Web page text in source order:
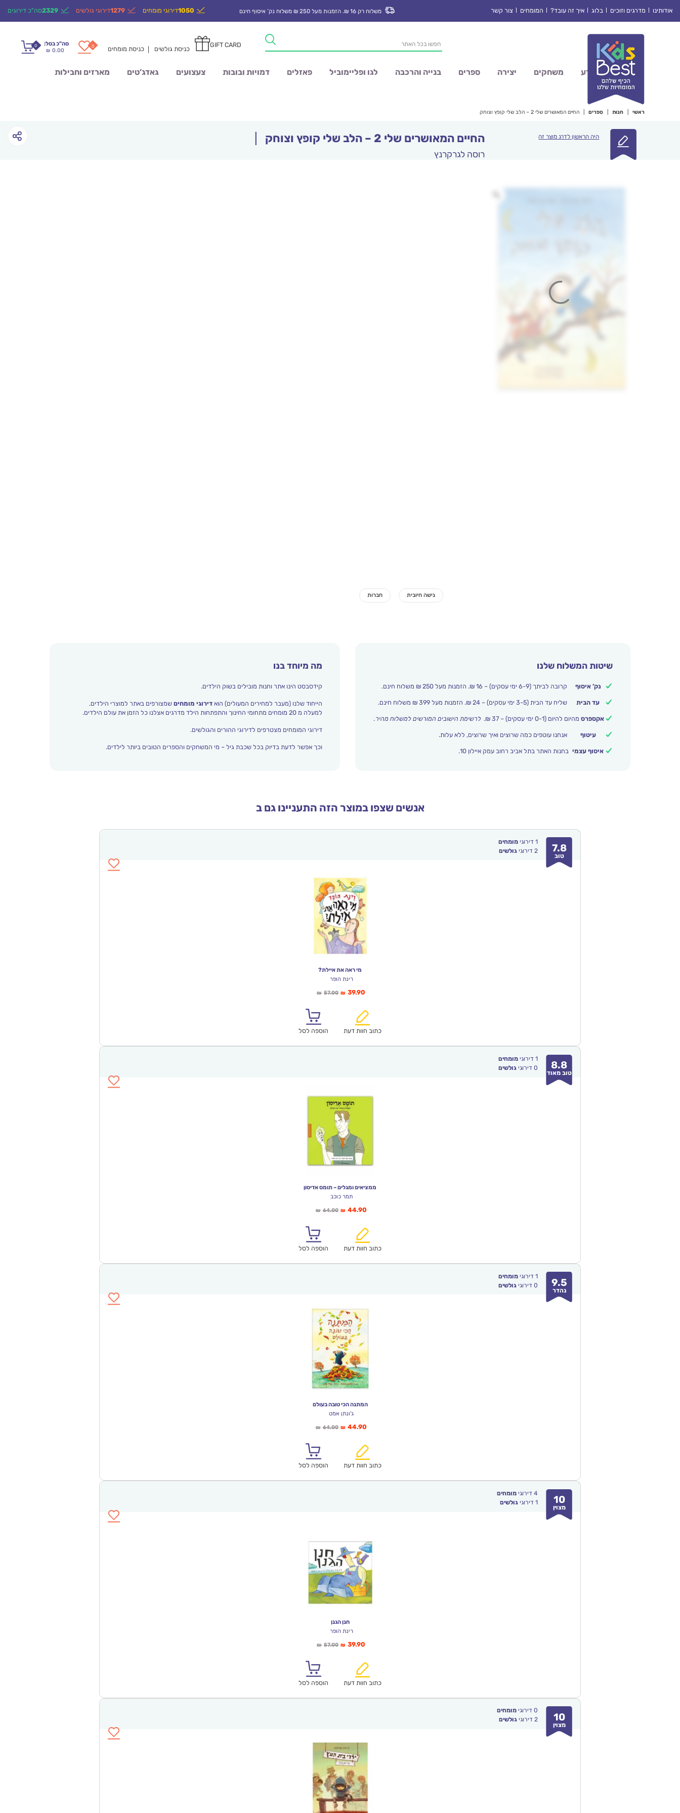
אודותינו מדרגים וזוכים בלוג איך זה עובד? המומחים צור קשר משלוח רק 16 ₪. הזמנות מעל 250 ₪ משלוח נק’ איסוף חינם 1050דירוגי מומחים 1279דירוגי גולשים 2329סה"כ דירוגים
Products
search
GIFT CARD כניסת גולשים כניסת מומחים 0
0 סה"כ בסל:
₪ 0.00
מדע משחקים יצירה ספרים בנייה והרכבה לגו ופליימוביל פאזלים דמויות ובובות צעצועים גאדג’טים מארזים וחבילות
ראשי חנות ספרים החיים המאושרים שלי 2 – הלב שלי קופץ וצוחק
היה הראשון לדרג מוצר זה החיים המאושרים שלי 2 – הלב שלי קופץ וצוחק
רוסה לגרקרנץ
שיטות המשלוח שלנו
נק’ איסוף קרובה לביתך (6-9 ימי עסקים) – 16 ₪. הזמנות מעל 250 ₪ משלוח חינם.
עד הבית שליח עד הבית (3-5 ימי עסקים) – 24 ₪. הזמנות מעל 399 ₪ משלוח חינם.
אקספרס מהיום להיום (0-1 ימי עסקים) – 37 ₪. לרשימת הישובים המורשים למשלוח מהיר.
עיטוף אנחנו עוטפים כמה שרוצים ואיך שרוצים, ללא עלות.
איסוף עצמי בחנות האתר בתל אביב רחוב עמק איילון 10.
מה מיוחד בנו
קידסבסט הינו אתר וחנות מובילים בשוק הילדים.
הייחוד שלנו (מעבר למחירים המעולים) הוא דירוגי מומחיםשמצורפים באתר למוצרי הילדים.
למעלה מ 20 מומחים מתחומי החינוך והתפתחות הילד מדרגים אצלנו כל הזמן את עולם הילדים.
דירוגי המומחים מצטרפים לדירוגי ההורים והגולשים.
וכך אפשר לדעת בדיוק בכל שכבת גיל – מי המשחקים והספרים הטובים ביותר לילדים.
אנשים שצפו במוצר הזה התעניינו גם ב
7.8
טוב
1 דירוגימומחים
2 דירוגיגולשים
מי ראה את איילת?
רינת הופר
₪ 57.00המחיר
₪57.00.
₪ 39.90
הוא:
כתוב חוות דעת
הוספה לסל
8.8
טוב מאוד
1 דירוגימומחים
0 דירוגיגולשים
ממציאים ומגלים – תומס אדיסון
תמר כוכב
₪ 64.00המחיר
₪64.00.
₪ 44.90המחיר
הוא:
כתוב חוות דעת
הוספה לסל
9.5
נהדר
1 דירוגימומחים
0 דירוגיגולשים
המתנה הכי טובה בעולם
ג'ונתן אמט
₪ 64.00המחיר
₪64.00.
₪ 44.90המחיר
הוא:
כתוב חוות דעת
הוספה לסל
10
מצוין
4 דירוגימומחים
1 דירוגיגולשים
חנן הגנן
רינת הופר
₪ 57.00המחיר
₪57.00.
₪ 39.90
הוא:
כתוב חוות דעת
הוספה לסל
10
מצוין
0 דירוגימומחים
2 דירוגיגולשים